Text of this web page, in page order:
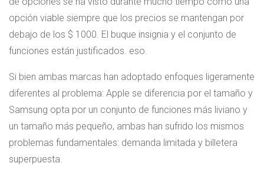
opción viable siempre que los precios se mantengan por
debajo de los $ 1000. El buque insignia y el conjunto de
funciones están justificados. eso.
Si bien ambas marcas han adoptado enfoques ligeramente
diferentes al problema: Apple se diferencia por el tamaño y
Samsung opta por un conjunto de funciones más liviano y
un tamaño más pequeño, ambas han sufrido los mismos
problemas fundamentales: demanda limitada y billetera
superpuesta.